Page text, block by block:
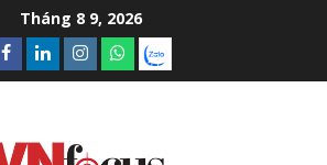
Tháng 8 9, 2026
Facebook
LinkedinInstagram
What’sapp
Zalo